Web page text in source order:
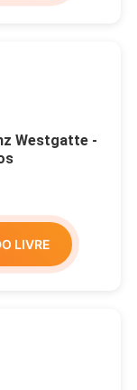
Westgatte -
LIVRE